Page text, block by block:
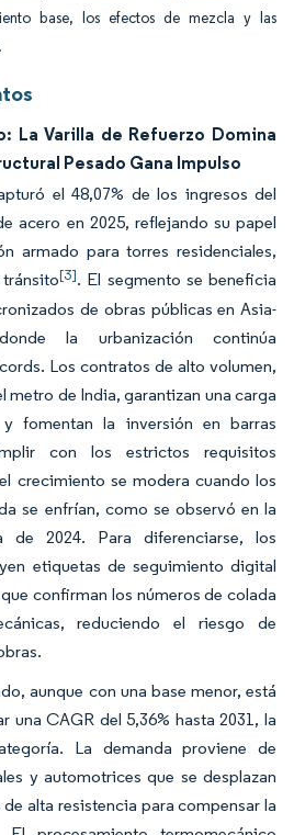
base, los efectos de mezcla y las
La Varilla de Refuerzo Domina
Pesado Gana Impulso
el 48,07% de los ingresos del
acero en 2025, reflejando su papel
armado para torres residenciales,
[3]. El segmento se beneficia
de obras públicas en Asia-
la urbanización continúa
Los contratos de alto volumen,
metro de India, garantizan una carga
fomentan la inversión en barras
con los estrictos requisitos
crecimiento se modera cuando los
se enfrían, como se observó en la
de 2024. Para diferenciarse, los
etiquetas de seguimiento digital
confirman los números de colada
reduciendo el riesgo de
aunque con una base menor, está
una CAGR del 5,36% hasta 2031, la
La demanda proviene de
y automotrices que se desplazan
alta resistencia para compensar la